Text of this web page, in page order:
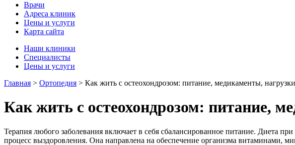
Врачи
Адреса клиник
Цены и услуги
Карта сайта
Наши клиники
Специалисты
Цены и услуги
Главная > Ортопедия > Как жить с остеохондрозом: питание, медикаменты, нагрузки
Как жить с остеохондрозом: питание,
Терапия любого заболевания включает в себя сбалансированное питание. Диета
процесс выздоровления. Она направлена на обеспечение организма витаминами,